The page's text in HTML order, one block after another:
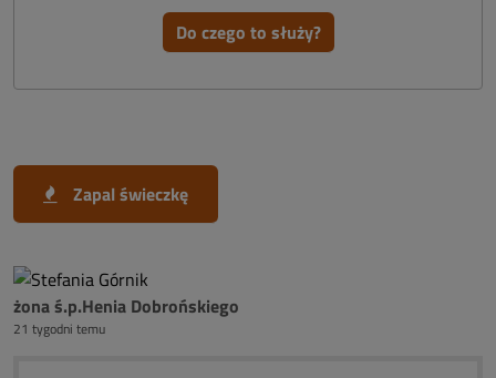
Do czego to służy?
Zapal świeczkę
żona ś.p.Henia Dobrońskiego
21 tygodni temu